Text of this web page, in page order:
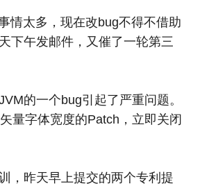
太多，现在改bug不得不借助
下午发邮件，又催了一轮第三
的一个bug引起了严重问题。
量字体宽度的Patch，立即关闭
，昨天早上提交的两个专利提